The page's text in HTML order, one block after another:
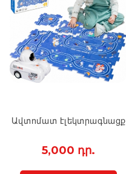
Ավտոմատ էլեկտրագնացք
5,000 դր.